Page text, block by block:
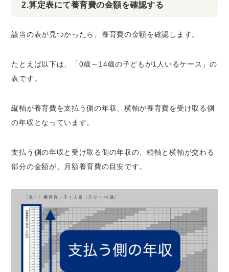
2.算定表にて養育費の金額を確認する
該当の表が見つかったら、養育費の金額を確認します。
たとえば以下は、「0歳～14歳の子どもが1人いるケース」の
表です。
縦軸が養育費を支払う側の年収、横軸が養育費を受け取る側
の年収となっています。
支払う側の年収と受け取る側の年収の、縦軸と横軸が交わる
部分の金額が、月額養育費の目安です。